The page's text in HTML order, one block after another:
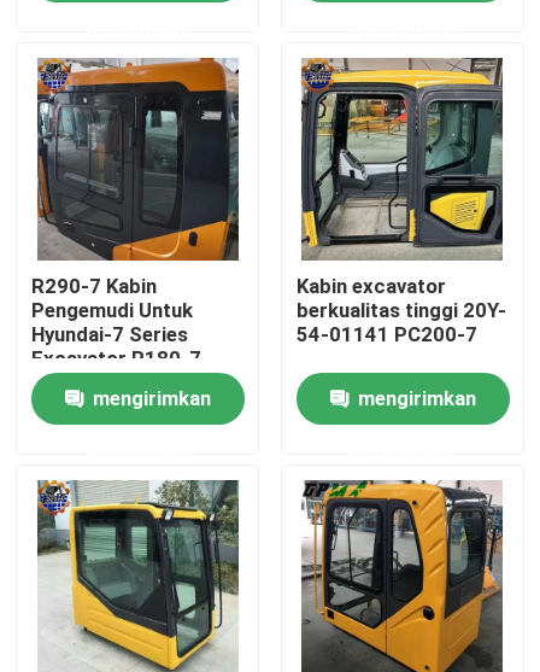
Tentang kami
Tur Pabrik
Kontrol kualitas
Hubungi kami
Berita
Permintaan Penawaran
Motor penggerak akhir ekskavator
motor ayun ekskavator
R290-7 Kabin
Pengemudi Untuk
Hyundai-7 Series
Excavator R180-7
R220-7 R250-7 Kabin
mengirimkan
Kabin excavator
berkualitas tinggi 20Y-
54-01141 PC200-7
mengirimkan